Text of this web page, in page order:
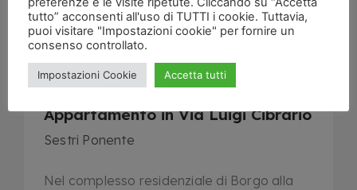
Genova
Appartamento in Via Luigi Cibrario
Sestri Ponente
Nel complesso residenziale di Borgo alla
tutto” acconsenti all'uso di TUTTI i cookie. Tuttavia,
puoi visitare "Impostazioni cookie" per fornire un
consenso controllato.
Impostazioni Cookie Accetta tutti